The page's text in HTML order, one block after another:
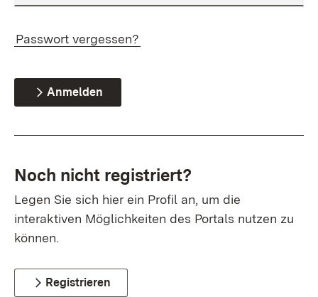
Passwort vergessen?
Anmelden
Noch nicht registriert?
Legen Sie sich hier ein Profil an, um die
interaktiven Möglichkeiten des Portals nutzen zu
können.
Registrieren